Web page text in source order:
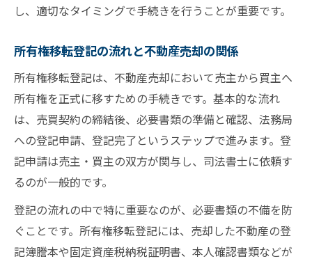
所有権移転登記で求められる書類の確認法
ポイント
土地登記申請で書類不備を防ぐチェックリ
スト
不動産売却の登記必要書類を早めに揃える
コツ
不動産売却で起こりがちな登記トラブルの防ぎ
不動産売却で多い登記漏れと対策方法
所有権移転登記の誤記入によるトラブル回
し、適切なタイミングで手続きを行うことが重要です。
所有権移転登記の流れと不動産売却の関係
所有権移転登記は、不動産売却において売主から買主へ
所有権を正式に移すための手続きです。基本的な流れ
は、売買契約の締結後、必要書類の準備と確認、法務局
への登記申請、登記完了というステップで進みます。登
記申請は売主・買主の双方が関与し、司法書士に依頼す
るのが一般的です。
登記の流れの中で特に重要なのが、必要書類の不備を防
ぐことです。所有権移転登記には、売却した不動産の登
記簿謄本や固定資産税納税証明書、本人確認書類などが